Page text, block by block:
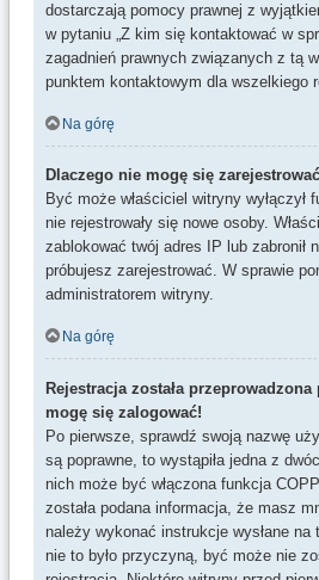
dostarczają pomocy prawnej z
w pytaniu „Z kim się kontaktować w
zagadnień prawnych związanych z tą
punktem kontaktowym dla wszelkiego
Na górę
Dlaczego nie mogę się
Być może właściciel witryny wyłączył
nie rejestrowały się nowe osoby.
zablokować twój adres IP lub zabronił
próbujesz zarejestrować. W sprawie
administratorem witryny.
Na górę
Rejestracja została
mogę się zalogować!
Po pierwsze, sprawdź swoją nazwę
są poprawne, to wystąpiła jedna z
nich może być włączona funkcja
została podana informacja, że masz
należy wykonać instrukcje wysłane na
nie to było przyczyną, być może nie